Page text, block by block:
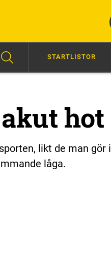
KOM LÖS EFTER SEGERN
STARTLISTOR
hot
likt de man gör i
låga.